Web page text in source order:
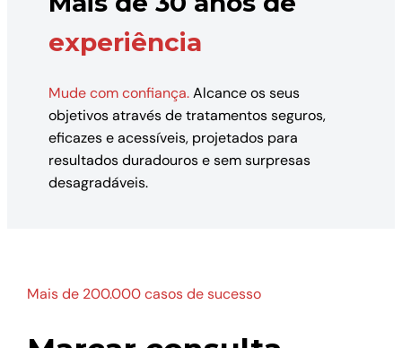
experiência
Mude com confiança.Alcance os seus
objetivos através de tratamentos seguros,
eficazes e acessíveis, projetados para
resultados duradouros e sem surpresas
desagradáveis.
Mais de 200.000 casos de sucesso